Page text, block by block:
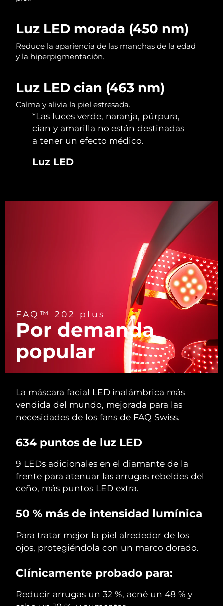
Luz LED morada (450 nm)
Reduce la apariencia de las manchas de la edad
y la hiperpigmentación.
Luz LED cian (463 nm)
Calma y alivia la piel estresada.
*Las luces verde, naranja, púrpura,
cian y amarilla no están destinadas
a tener un efecto médico.
Luz LED
FAQ™ 202 plus
Por demanda
popular
La máscara facial LED inalámbrica más
vendida del mundo, mejorada para las
necesidades de los fans de FAQ Swiss.
634 puntos de luz LED
9 LEDs adicionales en el diamante de la
frente para atenuar las arrugas rebeldes del
ceño, más puntos LED extra.
50 % más de intensidad lumínica
Para tratar mejor la piel alrededor de los
ojos, protegiéndola con un marco dorado.
Clínicamente probado para:
Reducir arrugas un 32 %, acné un 48 % y
Corea del Sur Entrega prevista10/08/26
España
Suecia Entrega prevista
Suiza Entrega prevista
Taiwán Entrega prevista13/08/26
Emiratos Árabes
Entrega prevista 9/08/26
Entrega prevista8/08/26
Entrega prevista 9/08/26
Entrega prevista13/08/26
Entrega prevista14/08/26